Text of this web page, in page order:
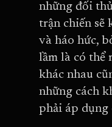
những đối
trận chiến sẽ
và háo hức,
lầm là có thể
khác nhau
những cách
phải áp dụng